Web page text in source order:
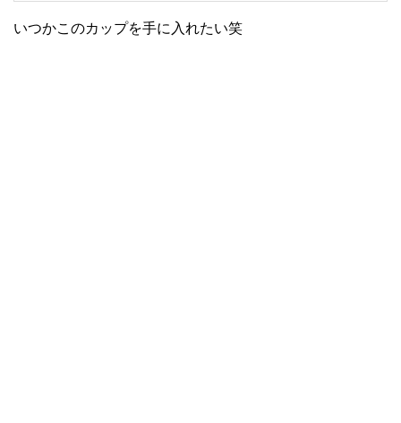
いつかこのカップを手に入れたい笑